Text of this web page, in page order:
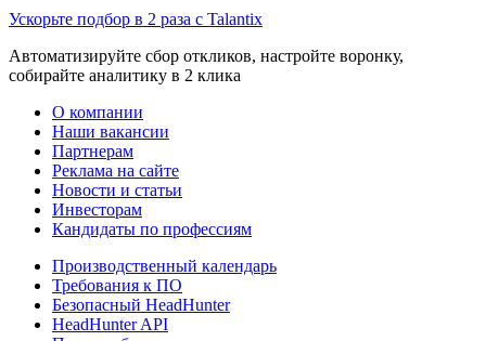
Ускорьте подбор в 2 раза с Talantix
Автоматизируйте сбор откликов, настройте воронку,
собирайте аналитику в 2 клика
О компании
Наши вакансии
Партнерам
Реклама на сайте
Новости и статьи
Инвесторам
Кандидаты по профессиям
Производственный календарь
Требования к ПО
Безопасный HeadHunter
HeadHunter API